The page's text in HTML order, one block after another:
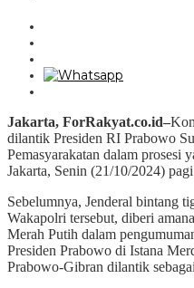
Jakarta, ForRakyat.co.id–
dilantik Presiden RI Prabowo
Pemasyarakatan dalam prosesi
Jakarta, Senin (21/10/2024) pagi
Sebelumnya, Jenderal bintang
Wakapolri tersebut, diberi
Merah Putih dalam
Presiden Prabowo di Istana
Prabowo-Gibran dilantik